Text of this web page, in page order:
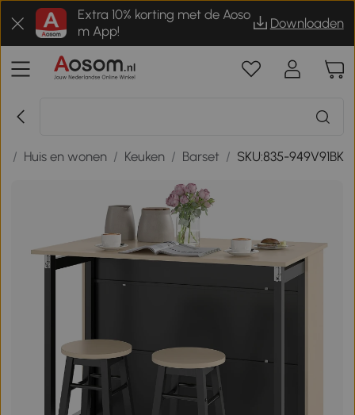
Extra 10% korting met de Aoso
m App!
Downloaden
/ Huis en wonen / Keuken / Barset / SKU:835-949V91BK